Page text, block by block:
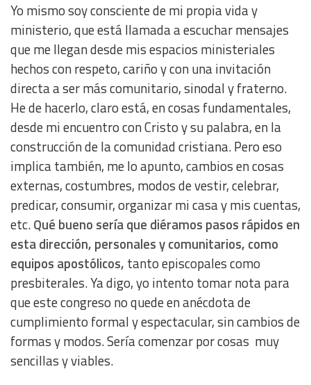
Yo mismo soy consciente de mi propia vida y
ministerio, que está llamada a escuchar mensajes
que me llegan desde mis espacios ministeriales
hechos con respeto, cariño y con una invitación
directa a ser más comunitario, sinodal y fraterno.
He de hacerlo, claro está, en cosas fundamentales,
desde mi encuentro con Cristo y su palabra, en la
construcción de la comunidad cristiana. Pero eso
implica también, me lo apunto, cambios en cosas
externas, costumbres, modos de vestir, celebrar,
predicar, consumir, organizar mi casa y mis cuentas,
etc.Qué bueno sería que diéramos pasos rápidos en
esta dirección, personales y comunitarios, como
equipos apostólicos, tanto episcopales como
presbiterales. Ya digo, yo intento tomar nota para
que este congreso no quede en anécdota de
cumplimiento formal y espectacular, sin cambios de
formas y modos. Sería comenzar por cosas muy
sencillas y viables.